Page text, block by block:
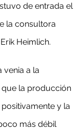
de entrada el
la consultora
Heimlich.
venia a la
la producción
y la
más débil